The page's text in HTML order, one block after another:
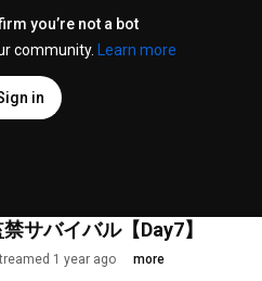
you’re not a bot
community.
Learn more
in
サバイバル【Day7】
1 year ago more